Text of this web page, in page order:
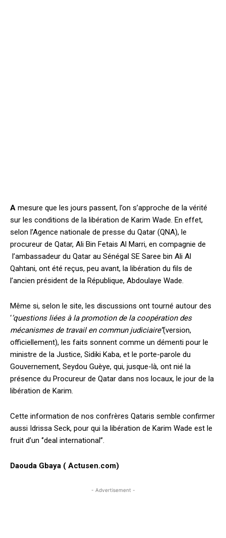
A mesure que les jours passent, l’on s’approche de la vérité
sur les conditions de la libération de Karim Wade. En effet,
selon l’Agence nationale de presse du Qatar (QNA), le
procureur de Qatar, Ali Bin Fetais Al Marri, en compagnie de
l’ambassadeur du Qatar au Sénégal SE Saree bin Ali Al
Qahtani, ont été reçus, peu avant, la libération du fils de
l’ancien président de la République, Abdoulaye Wade.
Même si, selon le site, les discussions ont tourné autour des
‘’questions liées à la promotion de la coopération des
mécanismes de travail en commun judiciaire’’(version,
officiellement), les faits sonnent comme un démenti pour le
ministre de la Justice, Sidiki Kaba, et le porte-parole du
Gouvernement, Seydou Guèye, qui, jusque-là, ont nié la
présence du Procureur de Qatar dans nos locaux, le jour de la
libération de Karim.
Cette information de nos confrères Qataris semble confirmer
aussi Idrissa Seck, pour qui la libération de Karim Wade est le
fruit d’un ‘’deal international’’.
Daouda Gbaya ( Actusen.com)
- Advertisement -